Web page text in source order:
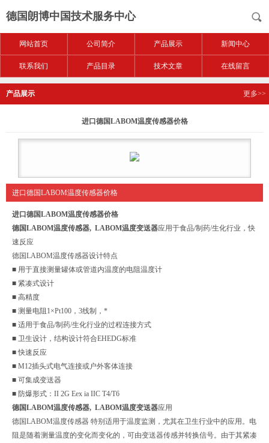
德国朗博中国技术服务中心
网站首页 公司简介 产品展示 新闻中心
联系我们 产品目录 技术文章 在线留言
产品展示 更多>>
进口德国LABOM温度传感器价格
进口德国LABOM温度传感器价格
进口德国LABOM温度传感器价格
德国LABOM温度传感器, LABOM温度变送器应用于食品/制药/生化行业，快
速反应
德国LABOM温度传感器设计特点
■ 用于直接测量罐体或管道内温度的电阻温度计
■ 紧凑式设计
■ 高精度
■ 测量电阻1×Pt100，3线制，*
■ 适用于食品/制药/生化行业的过程连接方式
■ 卫生设计，结构设计符合EHEDG标准
■ 快速反应
■ M12插头式电气连接或户外客体连接
■ 可集成变送器
■ 防爆形式：II 2G Eex ia IIC T4/T6
德国LABOM温度传感器, LABOM温度变送器应用
德国LABOM温度传感器 特别适用于温度监测，尤其在卫生行业中的应用。电
阻是随着测量温度的变化而变化的，可由变送器传感并转换信号。由于其紧凑